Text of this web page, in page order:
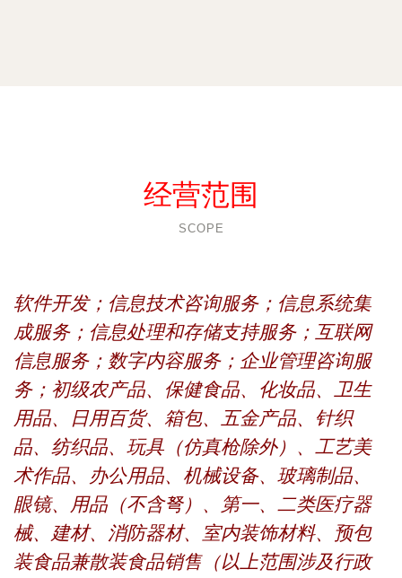
经营范围
SCOPE
软件开发；信息技术咨询服务；信息系统集
成服务；信息处理和存储支持服务；互联网
信息服务；数字内容服务；企业管理咨询服
务；初级农产品、保健食品、化妆品、卫生
用品、日用百货、箱包、五金产品、针织
品、纺织品、玩具（仿真枪除外）、工艺美
术作品、办公用品、机械设备、玻璃制品、
眼镜、用品（不含弩）、第一、二类医疗器
械、建材、消防器材、室内装饰材料、预包
装食品兼散装食品销售（以上范围涉及行政